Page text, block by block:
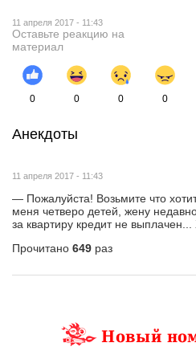
11 апреля 2017 - 11:43
Оставьте реакцию на
материал
0 0 0 0
Анекдоты
11 апреля 2017 - 11:43
— Пожалуйста! Возьмите что
меня четверо детей, жену
за квартиру кредит не
Прочитано 649 раз
Новый